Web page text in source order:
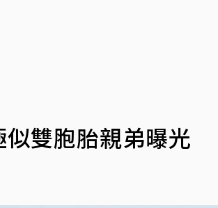
雙胞胎親弟曝光